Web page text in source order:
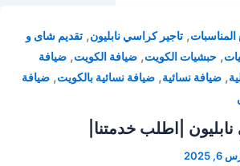
المناسبات,تاجير كراسي نابليون,تقديم شاى و
,حبشيات الكويت,ضيافة الكويت,ضيافة
,ضيافة نسائية,ضيافة نسائية بالكويت,ضيافة
|اطلب خدمتنا|
2025